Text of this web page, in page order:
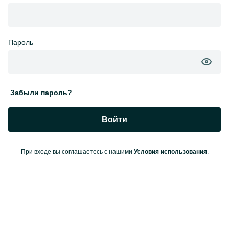
Пароль
Забыли пароль?
Войти
При входе вы соглашаетесь с нашими Условия использования.